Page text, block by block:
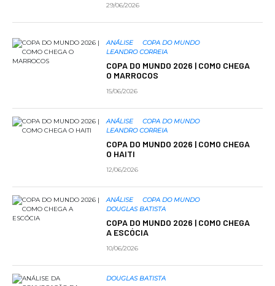
29/06/2026
ANÁLISE
COPA DO MUNDO
LEANDRO CORREIA
COPA DO MUNDO 2026 | COMO CHEGA
O MARROCOS
15/06/2026
ANÁLISE
COPA DO MUNDO
LEANDRO CORREIA
COPA DO MUNDO 2026 | COMO CHEGA
O HAITI
12/06/2026
ANÁLISE
COPA DO MUNDO
DOUGLAS BATISTA
COPA DO MUNDO 2026 | COMO CHEGA
A ESCÓCIA
10/06/2026
DOUGLAS BATISTA